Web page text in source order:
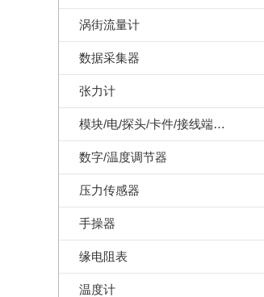
涡街流量计
数据采集器
张力计
模块/电/探头/卡件/接线端子/记录纸
数字/温度调节器
压力传感器
手操器
缘电阻表
温度计